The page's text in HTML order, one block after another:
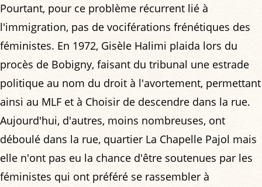
Pourtant, pour ce problème récurrent lié à
l'immigration, pas de vociférations frénétiques des
féministes. En 1972, Gisèle Halimi plaida lors du
procès de Bobigny, faisant du tribunal une estrade
politique au nom du droit à l'avortement, permettant
ainsi au MLF et à Choisir de descendre dans la rue.
Aujourd'hui, d'autres, moins nombreuses, ont
déboulé dans la rue, quartier La Chapelle Pajol mais
elle n'ont pas eu la chance d'être soutenues par les
féministes qui ont préféré se rassembler à